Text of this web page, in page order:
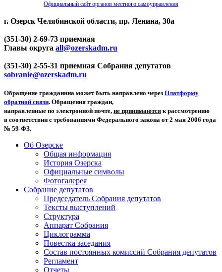
Официальный сайт органов местного самоуправления
г. Озерск Челябинской области, пр. Ленина, 30а
(351-30) 2-69-73 приемная
Главы округа all@ozerskadm.ru
(351-30) 2-55-31 приемная Собрания депутатов
sobranie@ozerskadm.ru
Обращение гражданина может быть направлено через Платформу
обратной связи. Обращения граждан,
направленные по электронной почте, не принимаются к рассмотрению
в соответствии с требованиями Федерального закона от 2 мая 2006 года
№ 59-ФЗ.
Об Озерске
Общая информация
История Озерска
Официальные символы
Фотогалерея
Собрание депутатов
Председатель Собрания депутатов
Тексты выступлений
Структура
Аппарат Собрания
Циклограмма
Повестка заседания
Состав постоянных комиссий Собрания депутатов
Регламент
Отчеты